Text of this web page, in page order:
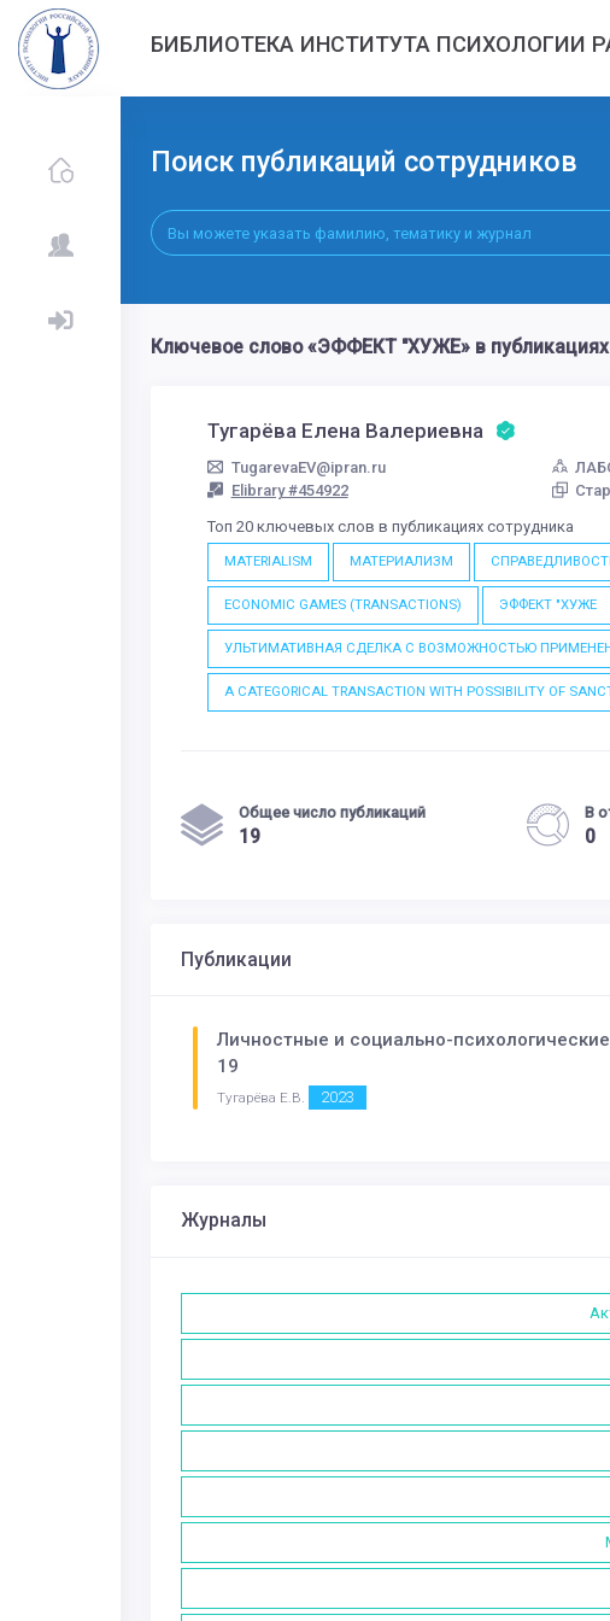
БИБЛИОТЕКА ИНСТИТУТА ПСИХОЛОГИИ
Поиск публикаций сотрудников
Ключевое слово «ЭФФЕКТ "ХУЖЕ» в
Тугарёва Елена Валериевна
TugarevaEV@ipran.ru
Elibrary #454922
Топ 20 ключевых слов в публикациях сотрудника
MATERIALISM МАТЕРИАЛИЗМ
ECONOMIC GAMES (TRANSACTIONS) ЭФФЕКТ "ХУЖЕ
УЛЬТИМАТИВНАЯ СДЕЛКА С ВОЗМОЖНОСТЬЮ
A CATEGORICAL TRANSACTION WITH POSSIBILITY OF
Общее число публикаций
19
В
0
Публикации
Личностные и социально-
19
Тугарёва Е.В. 2023
Журналы